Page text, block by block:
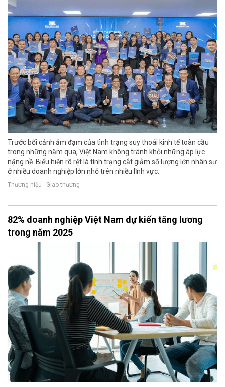
Trước bối cảnh ảm đạm của tình trạng suy thoái kinh tế toàn cầu
trong những năm qua, Việt Nam không tránh khỏi những áp lực
nặng nề. Biểu hiện rõ rệt là tình trạng cắt giảm số lượng lớn nhân sự
ở nhiều doanh nghiệp lớn nhỏ trên nhiều lĩnh vực.
Thương hiệu - Giao thương
82% doanh nghiệp Việt Nam dự kiến tăng lương
trong năm 2025